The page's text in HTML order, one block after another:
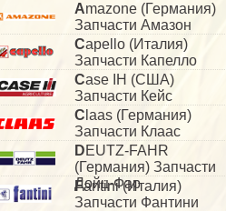
Amazone (Германия)
Запчасти Амазон
Capello (Италия)
Запчасти Капелло
Case IH (США)
Запчасти Кейс
C laas (Германия)
Запчасти Клаас
DEUTZ-FAHR
(Германия) Запчасти
Дойц-Фар
Fantini (Италия)
Запчасти Фантини